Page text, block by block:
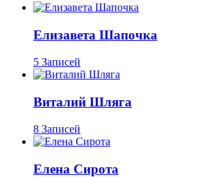
Елизавета Шапочка
5 Записей
Виталий Шляга
8 Записей
Елена Сирота